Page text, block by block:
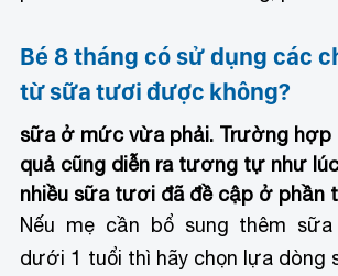
Bé 8 tháng có sử dụng các
từ sữa tươi được không?
sữa ở mức vừa phải. Trường hợp
quả cũng diễn ra tương tự như
nhiều sữa tươi đã đề cập ở phần
Nếu mẹ cần bổ sung thêm
dưới 1 tuổi thì hãy chọn lựa dòng